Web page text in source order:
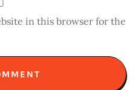
in this browser for the